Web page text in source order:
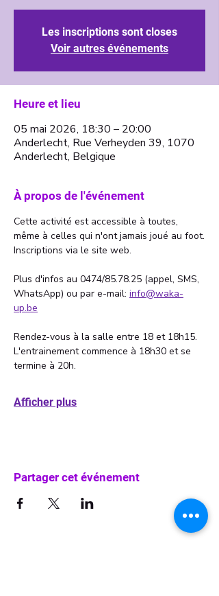
Les inscriptions sont closes
Voir autres événements
Heure et lieu
05 mai 2026, 18:30 – 20:00
Anderlecht, Rue Verheyden 39, 1070
Anderlecht, Belgique
À propos de l'événement
Cette activité est accessible à toutes,
même à celles qui n'ont jamais joué au foot.
Inscriptions via le site web.
Plus d'infos au 0474/85.78.25 (appel, SMS,
WhatsApp) ou par e-mail: info@waka-
up.be
Rendez-vous à la salle entre 18 et 18h15.
L'entrainement commence à 18h30 et se
termine à 20h.
Afficher plus
Partager cet événement